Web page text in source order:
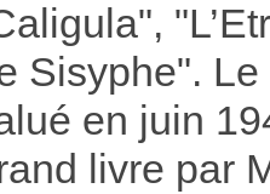
Sisyphe".
en juin
livre par